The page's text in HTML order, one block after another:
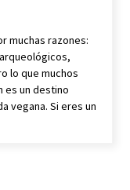
muchas razones:
lo que muchos
es un destino
vegana. Si eres un